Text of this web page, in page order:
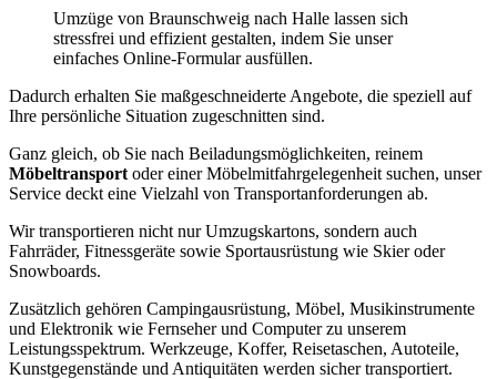
Umzüge von Braunschweig nach Halle lassen sich
stressfrei und effizient gestalten, indem Sie unser
einfaches Online-Formular ausfüllen.
Dadurch erhalten Sie maßgeschneiderte Angebote, die speziell auf
Ihre persönliche Situation zugeschnitten sind.
Ganz gleich, ob Sie nach Beiladungsmöglichkeiten, reinem
Möbeltransport oder einer Möbelmitfahrgelegenheit suchen, unser
Service deckt eine Vielzahl von Transportanforderungen ab.
Wir transportieren nicht nur Umzugskartons, sondern auch
Fahrräder, Fitnessgeräte sowie Sportausrüstung wie Skier oder
Snowboards.
Zusätzlich gehören Campingausrüstung, Möbel, Musikinstrumente
und Elektronik wie Fernseher und Computer zu unserem
Leistungsspektrum. Werkzeuge, Koffer, Reisetaschen, Autoteile,
Kunstgegenstände und Antiquitäten werden sicher transportiert.